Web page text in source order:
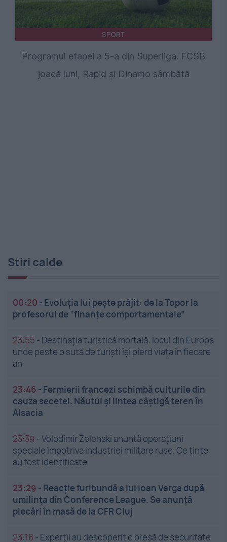
SPORT
Programul etapei a 5-a din Superliga. FCSB
joacă luni, Rapid și Dinamo sâmbătă
Stiri calde
00:20 - Evoluția lui pește prăjit: de la Topor la
profesorul de ”finanțe comportamentale”
23:55 - Destinația turistică mortală: locul din Europa
unde peste o sută de turiști își pierd viața în fiecare
an
23:46 - Fermierii francezi schimbă culturile din
cauza secetei. Năutul și lintea câștigă teren în
Alsacia
23:39 -Volodimir Zelenski anunță operațiuni
speciale împotriva industriei militare ruse. Ce ținte
au fost identificate
23:29 - Reacție furibundă a lui Ioan Varga după
umilința din Conference League. Se anunță
plecări în masă de la CFR Cluj
23:18 - Experții au descoperit o breșă de securitate